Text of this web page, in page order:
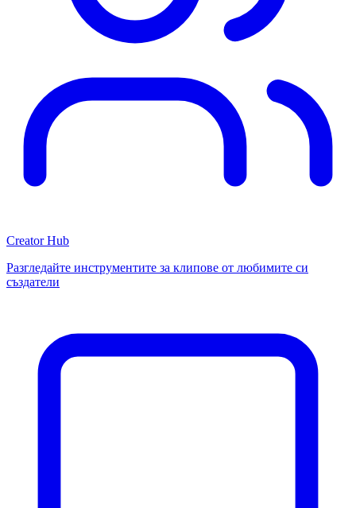
Creator Hub
Разгледайте инструментите за клипове от любимите си
създатели